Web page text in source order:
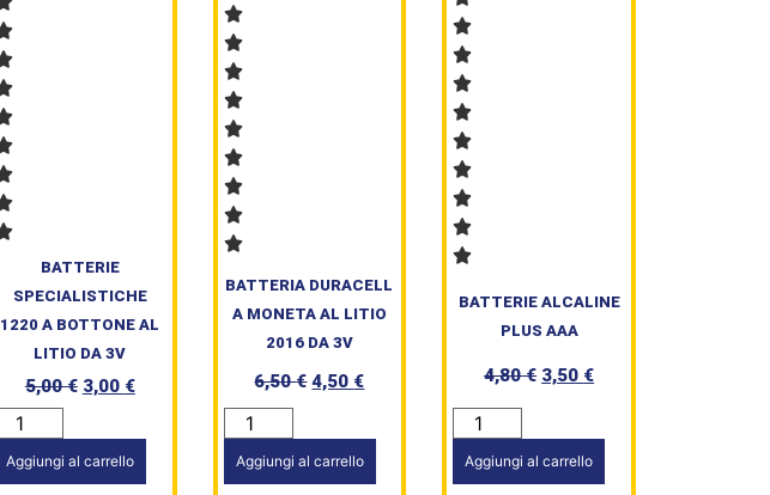
BATTERIE
SPECIALISTICHE
1220 A BOTTONE AL
LITIO DA 3V
5,00€ 3,00 €
Aggiungi al carrello
BATTERIA DURACELL
A MONETA AL LITIO
2016 DA 3V
6,50€ 4,50 €
Aggiungi al carrello
BATTERIE ALCALINE
PLUS AAA
4,80€ 3,50 €
Aggiungi al carrello